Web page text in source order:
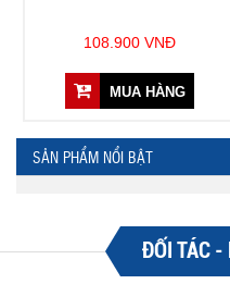
108.900 VNĐ
MUA HÀNG
SẢN PHẨM NỔI BẬT
ĐỐI TÁC -